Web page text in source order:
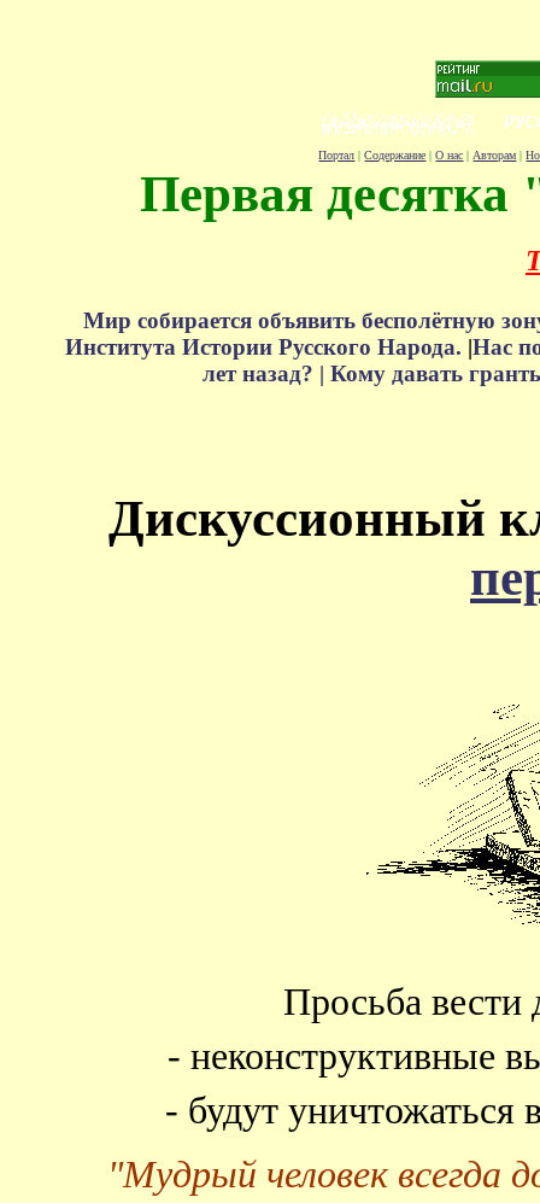
Портал |Содержание |О нас | Авторам |
Первая десятка
Мир собирается объявить бесполётную
Института Истории Русского Народа. |Нас
лет назад? |Кому давать
Дискуссионный
Просьба вести
- неконструктивные
- будут
"Мудрый человек всегда